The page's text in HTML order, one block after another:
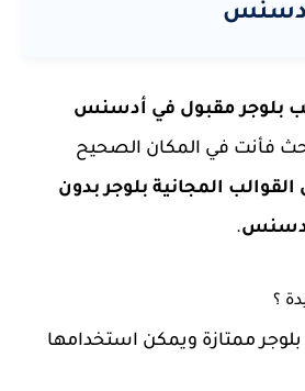
أدسنس
بلوجر مقبول في أدسنس
فأنت في المكان الصحيح
المجانية بلوجر بدون
.
؟
ممتازة ويمكن استخدامها